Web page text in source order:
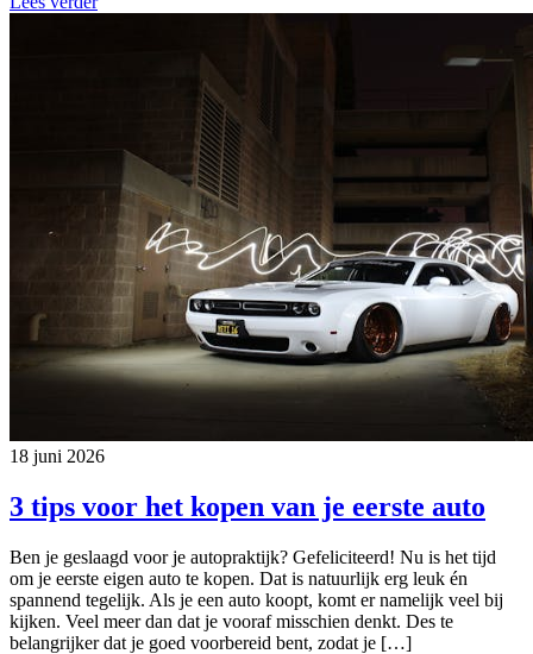
18 juni 2026
3 tips voor het kopen van je eerste auto
Ben je geslaagd voor je autopraktijk? Gefeliciteerd! Nu is het tijd
om je eerste eigen auto te kopen. Dat is natuurlijk erg leuk én
spannend tegelijk. Als je een auto koopt, komt er namelijk veel bij
kijken. Veel meer dan dat je vooraf misschien denkt. Des te
belangrijker dat je goed voorbereid bent, zodat je […]